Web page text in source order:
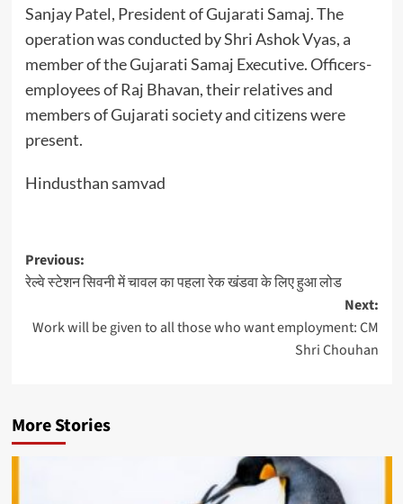
Sanjay Patel, President of Gujarati Samaj. The
operation was conducted by Shri Ashok Vyas, a
member of the Gujarati Samaj Executive. Officers-
employees of Raj Bhavan, their relatives and
members of Gujarati society and citizens were
present.
Hindusthan samvad
Post
navigation
Previous:
रेल्वे स्टेशन सिवनी में चावल का पहला रेक खंडवा के लिए हुआ लोड
Next:
Work will be given to all those who want employment: CM
Shri Chouhan
More Stories